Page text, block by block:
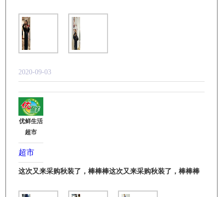
2020-09-03
优鲜生活
超市
超市
这次又来采购秋装了，棒棒棒这次又来采购秋装了，棒棒棒